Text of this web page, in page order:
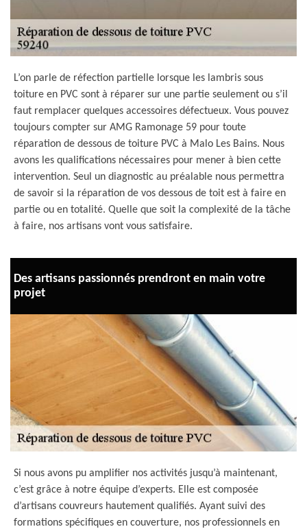
L’on parle de réfection partielle lorsque les lambris sous
toiture en PVC sont à réparer sur une partie seulement ou s’il
faut remplacer quelques accessoires défectueux. Vous pouvez
toujours compter sur AMG Ramonage 59 pour toute
réparation de dessous de toiture PVC à Malo Les Bains. Nous
avons les qualifications nécessaires pour mener à bien cette
intervention. Seul un diagnostic au préalable nous permettra
de savoir si la réparation de vos dessous de toit est à faire en
partie ou en totalité. Quelle que soit la complexité de la tâche
à faire, nos artisans vont vous satisfaire.
Des artisans passionnés prendront en main votre
projet
Si nous avons pu amplifier nos activités jusqu’à maintenant,
c’est grâce à notre équipe d’experts. Elle est composée
d’artisans couvreurs hautement qualifiés. Ayant suivi des
formations spécifiques en couverture, nos professionnels en